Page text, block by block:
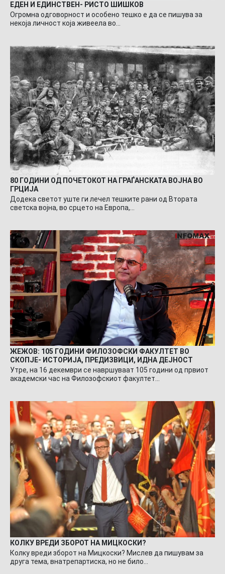
ЕДЕН И ЕДИНСТВЕН- РИСТО ШИШКОВ
Огромна одговорност и особено тешко е да се пишува за
некоја личност која живеела во…
80 ГОДИНИ ОД ПОЧЕТОКОТ НА ГРАЃАНСКАТА ВОЈНА ВО
ГРЦИЈА
Додека светот уште ги лечел тешките рани од Втората
светска војна, во срцето на Европа,…
ЖЕЖОВ: 105 ГОДИНИ ФИЛОЗОФСКИ ФАКУЛТЕТ ВО
СКОПЈЕ- ИСТОРИЈА, ПРЕДИЗВИЦИ, ИДНА ДЕЈНОСТ
Утре, на 16 декември се навршуваат 105 години од првиот
академски час на Филозофскиот факултет…
КОЛКУ ВРЕДИ ЗБОРОТ НА МИЦКОСКИ?
Колку вреди зборот на Мицкоски? Мислев да пишувам за
друга тема, внатрепартиска, но не било…